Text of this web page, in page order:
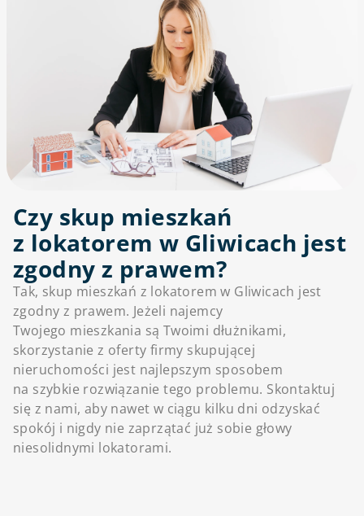
Czy skup mieszkań
z lokatorem w Gliwicach jest
zgodny z prawem?
Tak, skup mieszkań z lokatorem w Gliwicach jest
zgodny z prawem. Jeżeli najemcy
Twojego mieszkania są Twoimi dłużnikami,
skorzystanie z oferty firmy skupującej
nieruchomości jest najlepszym sposobem
na szybkie rozwiązanie tego problemu. Skontaktuj
się z nami, aby nawet w ciągu kilku dni odzyskać
spokój i nigdy nie zaprzątać już sobie głowy
niesolidnymi lokatorami.